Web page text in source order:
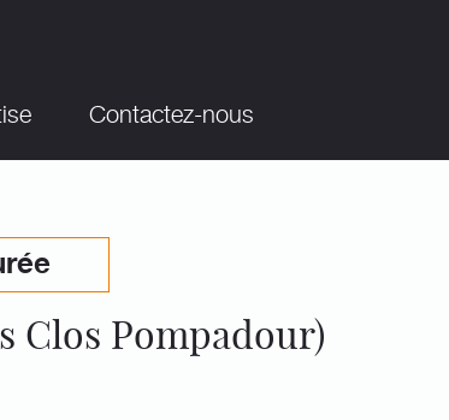
Contactez-nous
Clos Pompadour)